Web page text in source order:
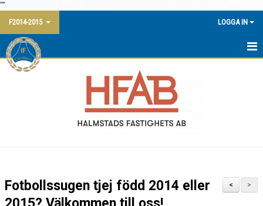
""
F2014-2015
LOGGA IN
HEM
DOKUMENT
>
<
Fotbollssugen tjej född 2014 eller